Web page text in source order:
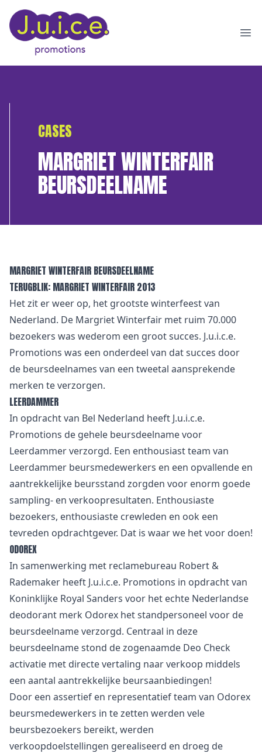
CASES
MARGRIET WINTERFAIR
BEURSDEELNAME
MARGRIET WINTERFAIR BEURSDEELNAME
TERUGBLIK: MARGRIET WINTERFAIR 2013
Het zit er weer op, het grootste winterfeest van
Nederland. De Margriet Winterfair met ruim 70.000
bezoekers was wederom een groot succes. J.u.i.c.e.
Promotions was een onderdeel van dat succes door
de beursdeelnames van een tweetal aansprekende
merken te verzorgen.
LEERDAMMER
In opdracht van Bel Nederland heeft J.u.i.c.e.
Promotions de gehele beursdeelname voor
Leerdammer verzorgd. Een enthousiast team van
Leerdammer beursmedewerkers en een opvallende en
aantrekkelijke beursstand zorgden voor enorm goede
sampling- en verkoopresultaten. Enthousiaste
bezoekers, enthousiaste crewleden en ook een
tevreden opdrachtgever. Dat is waar we het voor doen!
ODOREX
In samenwerking met reclamebureau Robert &
Rademaker heeft J.u.i.c.e. Promotions in opdracht van
Koninklijke Royal Sanders voor het echte Nederlandse
deodorant merk Odorex het standpersoneel voor de
beursdeelname verzorgd. Centraal in deze
beursdeelname stond de zogenaamde Deo Check
activatie met directe vertaling naar verkoop middels
een aantal aantrekkelijke beursaanbiedingen!
Door een assertief en representatief team van Odorex
beursmedewerkers in te zetten werden vele
beursbezoekers bereikt, werden
verkoopdoelstellingen gerealiseerd en droeg de